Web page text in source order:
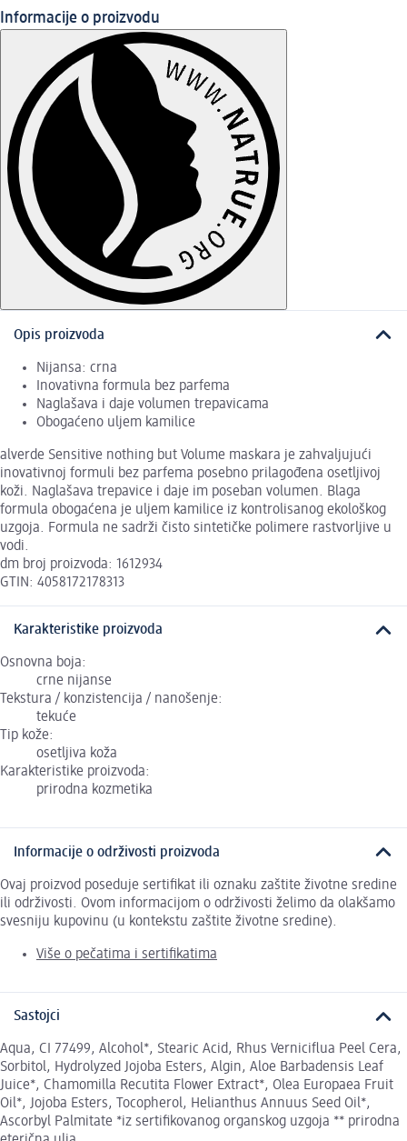
Informacije o proizvodu
Opis proizvoda
Nijansa: crna
Inovativna formula bez parfema
Naglašava i daje volumen trepavicama
Obogaćeno uljem kamilice
alverde Sensitive nothing but Volume maskara je zahvaljujući
inovativnoj formuli bez parfema posebno prilagođena osetljivoj
koži. Naglašava trepavice i daje im poseban volumen. Blaga
formula obogaćena je uljem kamilice iz kontrolisanog ekološkog
uzgoja. Formula ne sadrži čisto sintetičke polimere rastvorljive u
vodi.
dm broj proizvoda: 1612934
GTIN: 4058172178313
Karakteristike proizvoda
Osnovna boja:
crne nijanse
Tekstura / konzistencija / nanošenje:
tekuće
Tip kože:
osetljiva koža
Karakteristike proizvoda:
prirodna kozmetika
Informacije o održivosti proizvoda
Ovaj proizvod poseduje sertifikat ili oznaku zaštite životne sredine
ili održivosti. Ovom informacijom o održivosti želimo da olakšamo
svesniju kupovinu (u kontekstu zaštite životne sredine).
Više o pečatima i sertifikatima
Sastojci
Aqua, CI 77499, Alcohol*, Stearic Acid, Rhus Verniciflua Peel Cera,
Sorbitol, Hydrolyzed Jojoba Esters, Algin, Aloe Barbadensis Leaf
Juice*, Chamomilla Recutita Flower Extract*, Olea Europaea Fruit
Oil*, Jojoba Esters, Tocopherol, Helianthus Annuus Seed Oil*,
Ascorbyl Palmitate *iz sertifikovanog organskog uzgoja ** prirodna